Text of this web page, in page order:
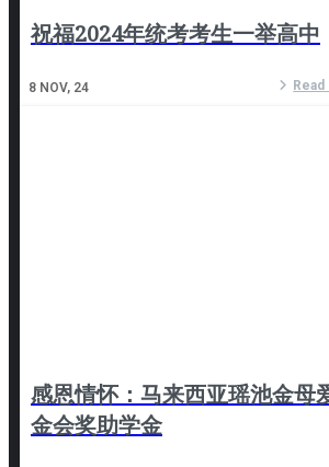
祝福2024年统考考生一举高中
8 NOV, 24
感恩情怀：马来西亚瑶池金母
金会奖助学金